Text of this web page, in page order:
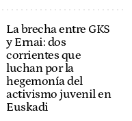
La brecha entre GKS
y Ernai: dos
corrientes que
luchan por la
hegemonía del
activismo juvenil en
Euskadi